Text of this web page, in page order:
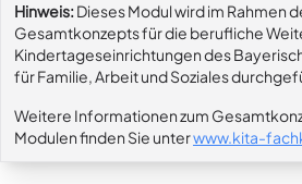
Hinweis:Dieses Modul wird im Rahmen
Gesamtkonzepts für die berufliche
Kindertageseinrichtungen des
für Familie, Arbeit und Soziales
Weitere Informationen zum
Modulen finden Sie unterwww.kita-